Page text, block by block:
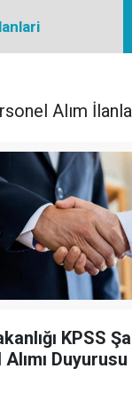
Alım
KPSS
Duyurusu